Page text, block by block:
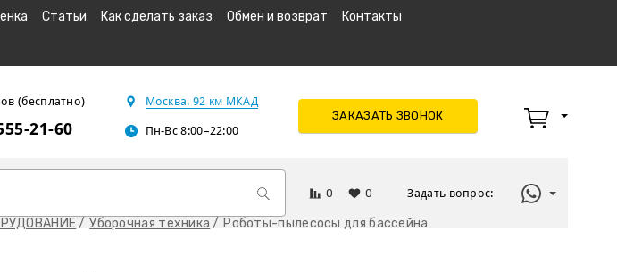
Статьи Как сделать заказ Обмен и возврат Контакты
(бесплатно)
21-60
Москва. 92 км МКАД
Пн-Вс 8:00–22:00
ЗАКАЗАТЬ ЗВОНОК
0 0 Задать вопрос:
Уборочная техника Роботы-пылесосы для бассейна